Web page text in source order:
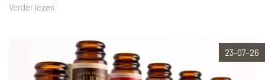
Verder lezen
23-07-26